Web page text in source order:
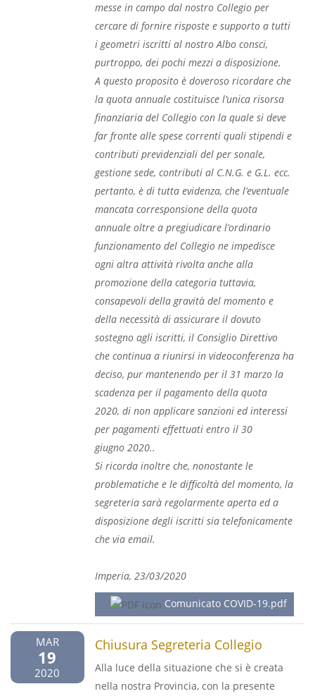
messe in campo dal nostro Collegio per
cercare di fornire risposte e supporto a tutti
i geometri iscritti al nostro Albo consci,
purtroppo, dei pochi mezzi a disposizione.
A questo proposito è doveroso ricordare che
la quota annuale costituisce l’unica risorsa
finanziaria del Collegio con la quale si deve
far fronte alle spese correnti quali stipendi e
contributi previdenziali del per sonale,
gestione sede, contributi al C.N.G. e G.L. ecc.
pertanto, è di tutta evidenza, che l’eventuale
mancata corresponsione della quota
annuale oltre a pregiudicare l’ordinario
funzionamento del Collegio ne impedisce
ogni altra attività rivolta anche alla
promozione della categoria tuttavia,
consapevoli della gravità del momento e
della necessità di assicurare il dovuto
sostegno agli iscritti, il Consiglio Direttivo
che continua a riunirsi in videoconferenza ha
deciso, pur mantenendo per il 31 marzo la
scadenza per il pagamento della quota
2020, di non applicare sanzioni ed interessi
per pagamenti effettuati entro il 30
giugno 2020..
Si ricorda inoltre che, nonostante le
problematiche e le difficoltà del momento, la
segreteria sarà regolarmente aperta ed a
disposizione degli iscritti sia telefonicamente
che via email.
Imperia, 23/03/2020
Comunicato COVID-19.pdf
MAR
19
2020
Chiusura Segreteria Collegio
Alla luce della situazione che si è creata
nella nostra Provincia, con la presente